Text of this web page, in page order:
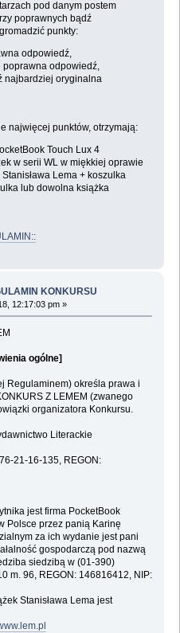
pod danym postem
poprawnych bądź
punkty:
odpowiedź,
poprawna odpowiedź,
najbardziej oryginalna
najwięcej punktów, otrzymają:
Touch Lux 4
w serii WL w miękkiej oprawie
Stanisława Lema + koszulka
lub dowolna książka
KONKURSU
12:17:03 pm »
ogólne]
Regulaminem) określa prawa i
Z LEMEM (zwanego
organizatora Konkursu.
Literackie
21-16-135, REGON:
jest firma PocketBook
Polsce przez panią Karinę
za ich wydanie jest pani
gospodarczą pod nazwą
siedzibą w (01-390)
m. 96, REGON: 146816412, NIP:
Stanisława Lema jest